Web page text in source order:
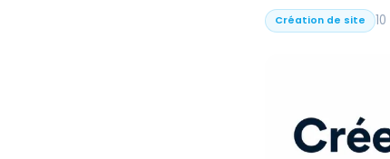
Création de site